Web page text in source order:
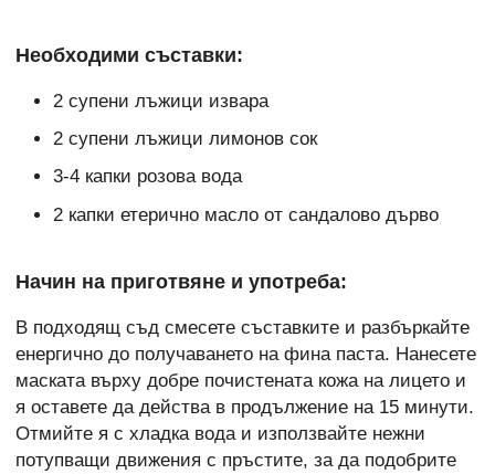
Необходими съставки:
2 супени лъжици извара
2 супени лъжици лимонов сок
3-4 капки розова вода
2 капки етерично масло от сандалово дърво
Начин на приготвяне и употреба:
В подходящ съд смесете съставките и разбъркайте
енергично до получаването на фина паста. Нанесете
маската върху добре почистената кожа на лицето и
я оставете да действа в продължение на 15 минути.
Отмийте я с хладка вода и използвайте нежни
потупващи движения с пръстите, за да подобрите